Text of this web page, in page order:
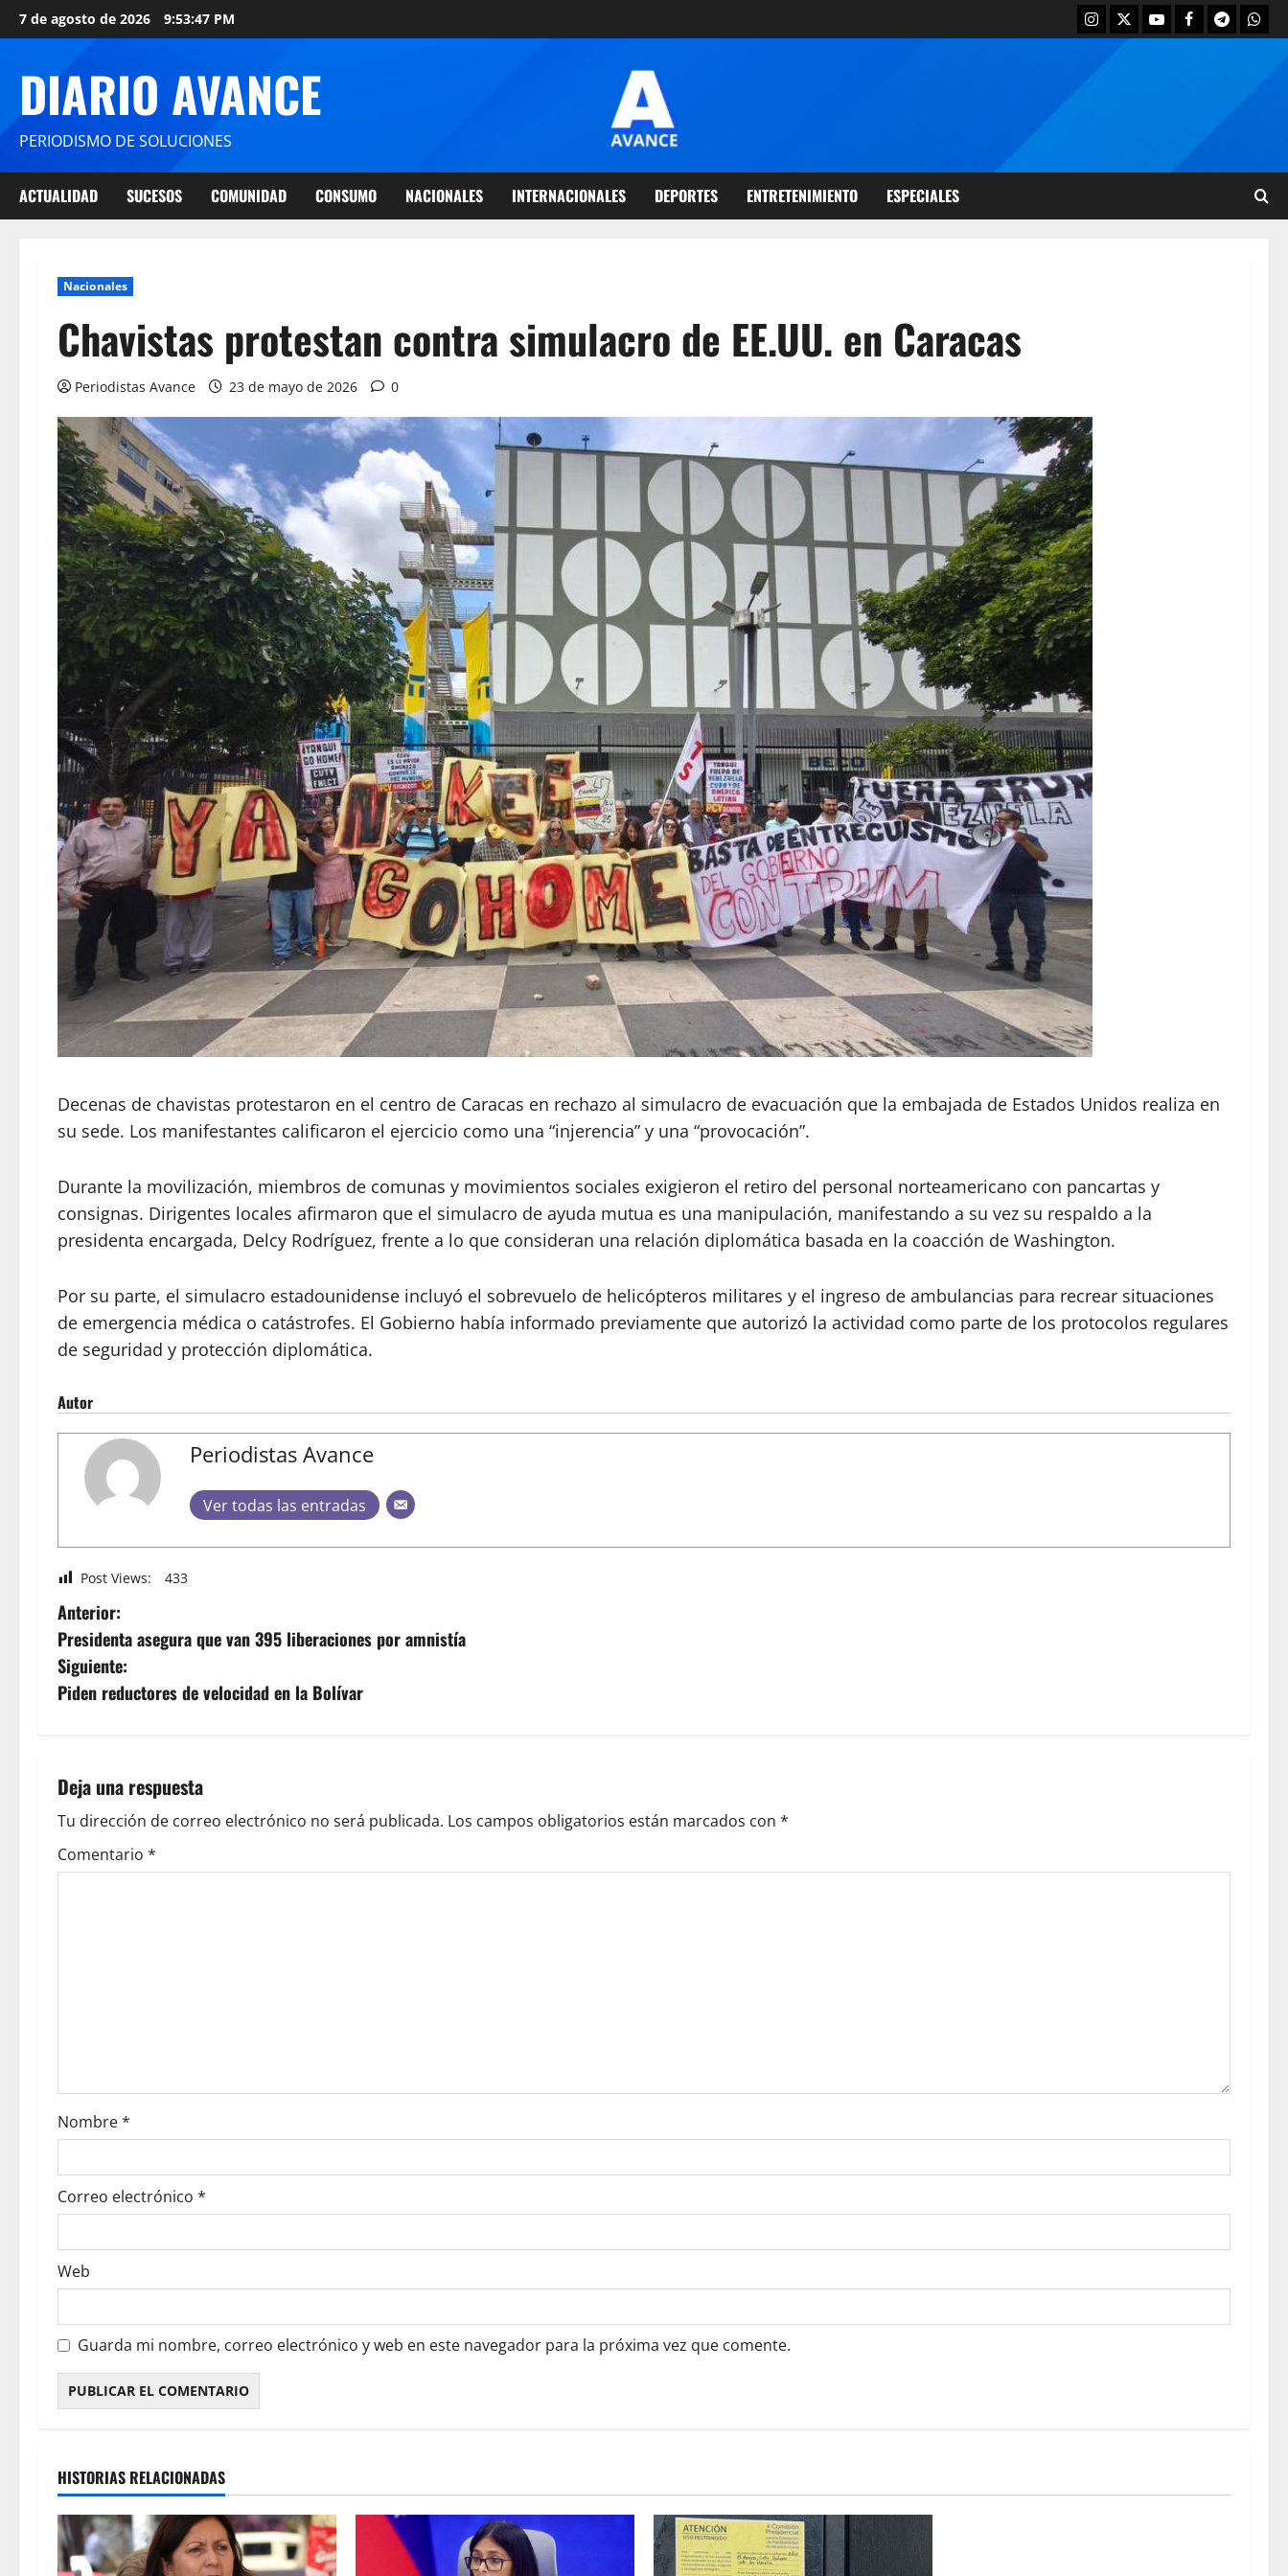
7 de agosto de 2026 9:53:48 PM
DIARIO AVANCE
PERIODISMO DE SOLUCIONES
ACTUALIDAD SUCESOS COMUNIDAD CONSUMO NACIONALES INTERNACIONALES DEPORTES ENTRETENIMIENTO ESPECIALES
Nacionales
Chavistas protestan contra simulacro de EE.UU. en Caracas
Periodistas Avance 23 de mayo de 2026 0
Decenas de chavistas protestaron en el centro de Caracas en rechazo al simulacro de evacuación que la embajada de Estados Unidos realiza en
su sede. Los manifestantes calificaron el ejercicio como una “injerencia” y una “provocación”.
Durante la movilización, miembros de comunas y movimientos sociales exigieron el retiro del personal norteamericano con pancartas y
consignas. Dirigentes locales afirmaron que el simulacro de ayuda mutua es una manipulación, manifestando a su vez su respaldo a la
presidenta encargada, Delcy Rodríguez, frente a lo que consideran una relación diplomática basada en la coacción de Washington.
Por su parte, el simulacro estadounidense incluyó el sobrevuelo de helicópteros militares y el ingreso de ambulancias para recrear situaciones
de emergencia médica o catástrofes. El Gobierno había informado previamente que autorizó la actividad como parte de los protocolos regulares
de seguridad y protección diplomática.
Autor
Periodistas Avance
Ver todas las entradas
Post Views: 433
Anterior:
Presidenta asegura que van 395 liberaciones por amnistía
Siguiente:
Piden reductores de velocidad en la Bolívar
Deja una respuesta
Tu dirección de correo electrónico no será publicada. Los campos obligatorios están marcados con *
Comentario *
Nombre*
Correo electrónico *
Web
Guarda mi nombre, correo electrónico y web en este navegador para la próxima vez que comente.
HISTORIAS RELACIONADAS